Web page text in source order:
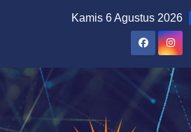
Kamis 6 Agustus 2026